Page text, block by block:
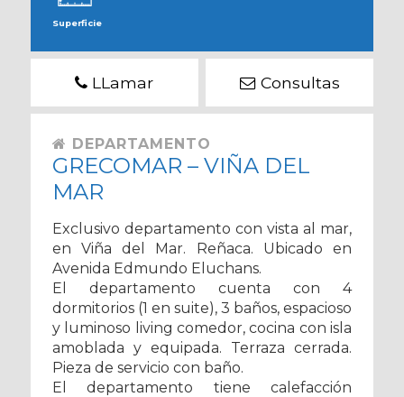
Superficie
LLamar Consultas
DEPARTAMENTO
GRECOMAR – VIÑA DEL
MAR
Exclusivo departamento con vista al mar,
en Viña del Mar. Reñaca. Ubicado en
Avenida Edmundo Eluchans.
El departamento cuenta con 4
dormitorios (1 en suite), 3 baños, espacioso
y luminoso living comedor, cocina con isla
amoblada y equipada. Terraza cerrada.
Pieza de servicio con baño.
El departamento tiene calefacción